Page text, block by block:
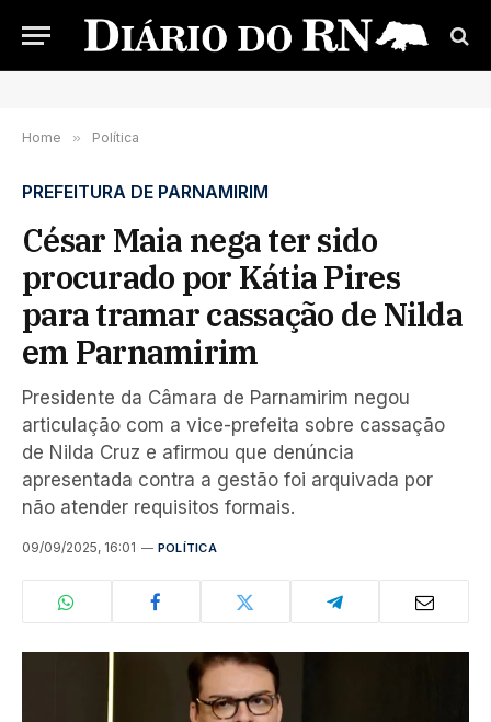
Home » Política
PREFEITURA DE PARNAMIRIM
César Maia nega ter sido
procurado por Kátia Pires
para tramar cassação de Nilda
em Parnamirim
Presidente da Câmara de Parnamirim negou
articulação com a vice-prefeita sobre cassação
de Nilda Cruz e afirmou que denúncia
apresentada contra a gestão foi arquivada por
não atender requisitos formais.
09/09/2025, 16:01 POLÍTICA